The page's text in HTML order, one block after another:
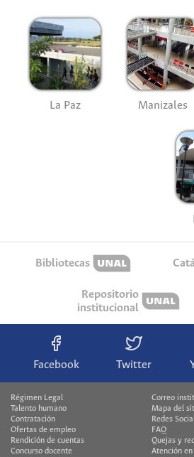
La Paz Manizales
Bibliotecas
Repositorio
institucional
Facebook Twitter
Régimen Legal
Talento humano
Contratación
Ofertas de empleo
Rendición de cuentas
Concurso docente
Correo
Mapa del
Redes
FAQ
Quejas y
Atención en